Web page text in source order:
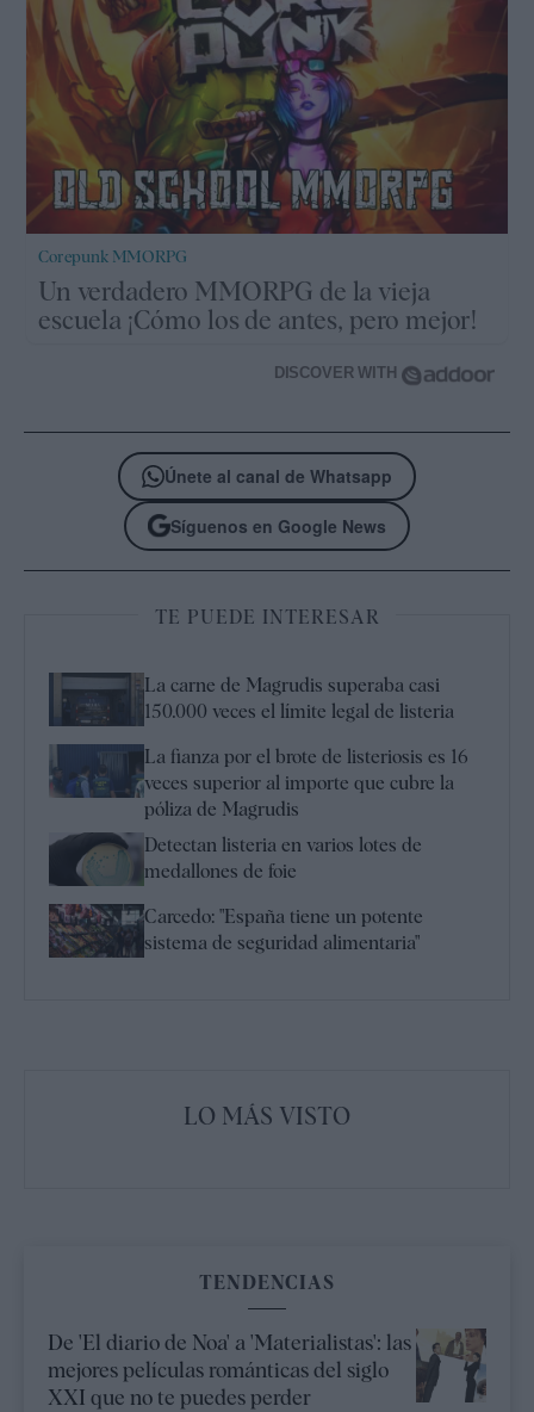
Corepunk MMORPG
Un verdadero MMORPG de la vieja
escuela ¡Cómo los de antes, pero mejor!
DISCOVER WITH
Únete al canal de Whatsapp
Síguenos en Google News
TE PUEDE INTERESAR
La carne de Magrudis superaba casi
150.000 veces el límite legal de listeria
La fianza por el brote de listeriosis es 16
veces superior al importe que cubre la
póliza de Magrudis
Detectan listeria en varios lotes de
medallones de foie
Carcedo: "España tiene un potente
sistema de seguridad alimentaria"
LO MÁS VISTO
TENDENCIAS
De 'El diario de Noa' a 'Materialistas': las
mejores películas románticas del siglo
XXI que no te puedes perder